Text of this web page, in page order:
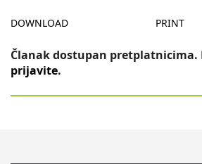
DOWNLOAD PRINT
Članak dostupan pretplatnicima.
prijavite.